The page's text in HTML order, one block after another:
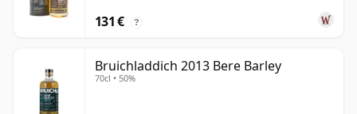
131 € ?
Bruichladdich 2013 Bere Barley
70cl • 50%